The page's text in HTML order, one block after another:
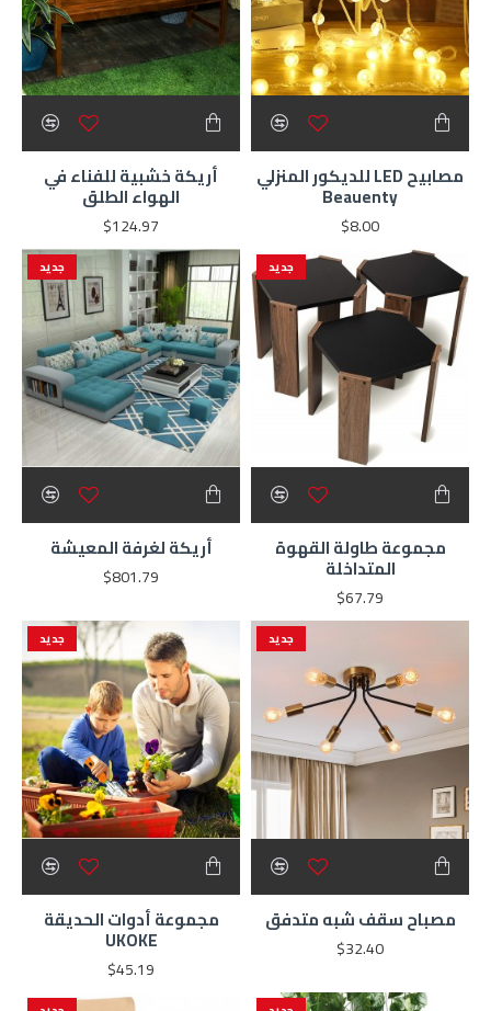
مصابيح LED للديكور المنزلي
Beauenty
$8.00
أريكة خشبية للفناء في
الهواء الطلق
$124.97
جديد
مجموعة طاولة القهوة
المتداخلة
$67.79
جديد
أريكة لغرفة المعيشة
$801.79
جديد
مصباح سقف شبه متدفق
$32.40
جديد
مجموعة أدوات الحديقة
UKOKE
$45.19